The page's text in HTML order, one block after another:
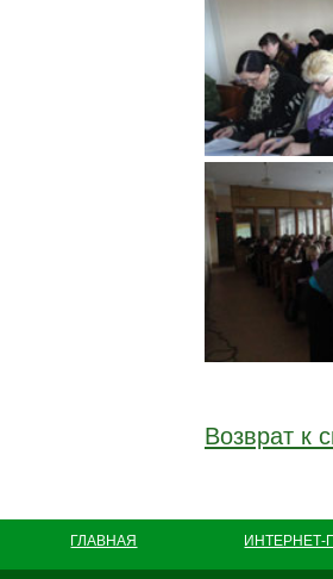
Возврат к
ГЛАВНАЯ